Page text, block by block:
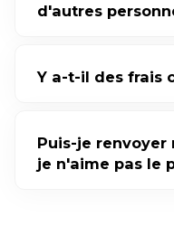
d'autres
Y a-t-il des frais
Puis-je renvoyer
je n'aime pas le